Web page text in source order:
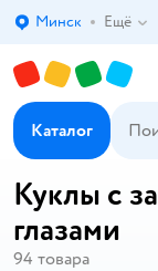
Выбор адреса
Минск Ещё
Каталог
Куклы с
глазами
94 товара